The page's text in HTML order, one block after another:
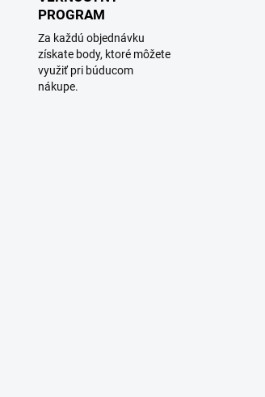
PROGRAM
Za každú objednávku
získate body, ktoré môžete
využiť pri búducom
nákupe.